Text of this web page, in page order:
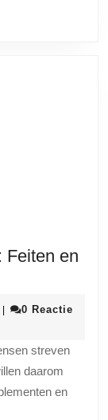
Feiten en
sophiainstituutnl
| 0 Reactie
streven
daarom
en